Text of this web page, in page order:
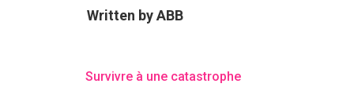
Written byABB
Survivre à une catastrophe